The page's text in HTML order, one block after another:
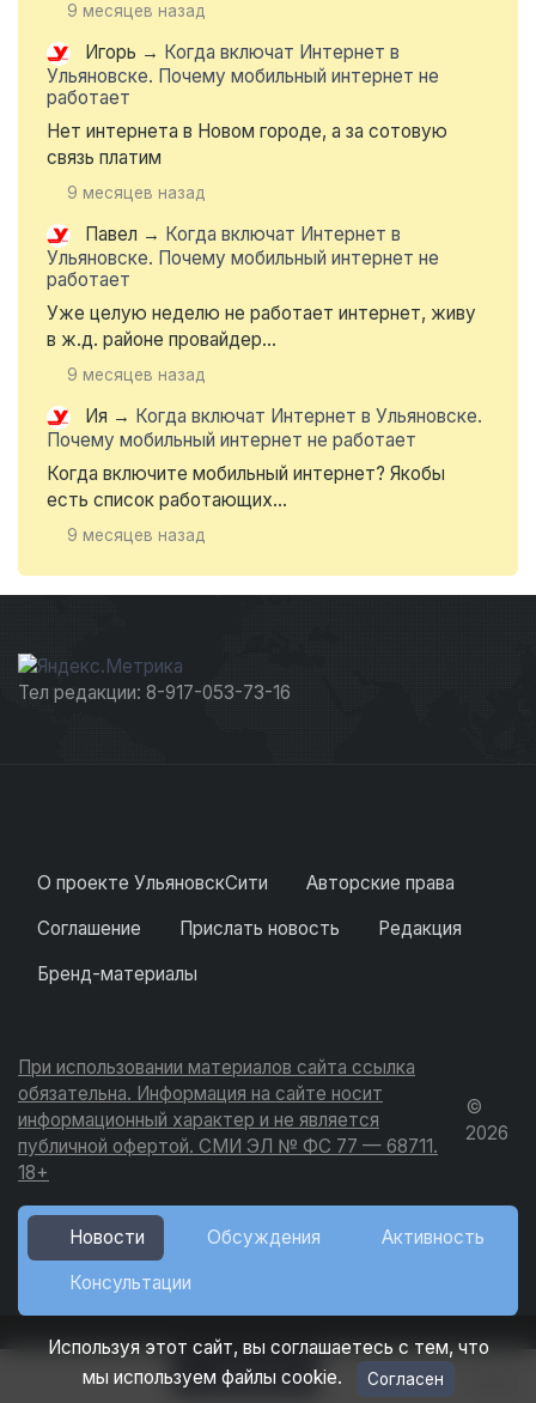
9 месяцев назад
Игорь → Когда включат Интернет в
Ульяновске. Почему мобильный интернет не
работает
Нет интернета в Новом городе, а за сотовую
связь платим
9 месяцев назад
Павел → Когда включат Интернет в
Ульяновске. Почему мобильный интернет не
работает
Уже целую неделю не работает интернет, живу
в ж.д. районе провайдер...
9 месяцев назад
Ия → Когда включат Интернет в Ульяновске.
Почему мобильный интернет не работает
Когда включите мобильный интернет? Якобы
есть список работающих...
9 месяцев назад
Тел редакции: 8-917-053-73-16
О проекте УльяновскСити
Авторские права
Соглашение
Прислать новость
Редакция
Бренд-материалы
При использовании материалов сайта ссылка
обязательна. Информация на сайте носит
информационный характер и не является
публичной офертой. СМИ ЭЛ № ФС 77 — 68711.
18+
©
2026
Новости Обсуждения
Активность
Консультации
Добавить
Используя этот сайт, вы соглашаетесь с тем, что
мы используем файлы cookie.
Согласен